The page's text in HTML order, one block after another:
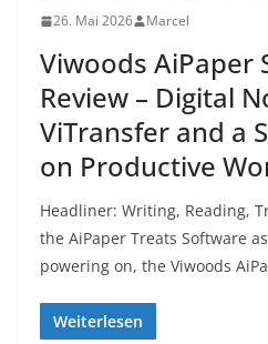
26. Mai 2026 Marcel
Viwoods AiPaper
Review – Digital
ViTransfer and a
on Productive
Headliner: Writing, Reading,
the AiPaper Treats Software
powering on, the Viwoods
Weiterlesen